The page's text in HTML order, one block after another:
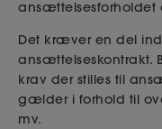
ansættelsesforholdet
Det kræver en del
ansættelseskontrakt.
krav der stilles til
gælder i forhold til
mv.